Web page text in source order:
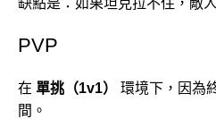
PVP
在 單挑（1v1）
環境下，因為
間。